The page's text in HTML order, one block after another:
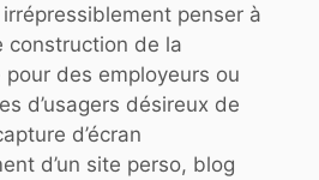
penser à
construction de la
pour des employeurs ou
d’usagers désireux de
d’écran
d’un site perso, blog